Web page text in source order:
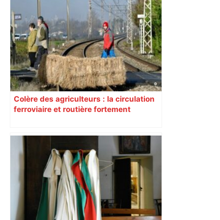
Colère des agriculteurs : la circulation
ferroviaire et routière fortement